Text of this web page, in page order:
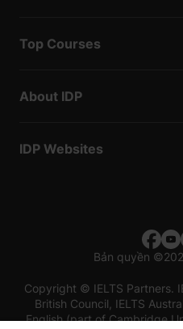
Top Courses
About IDP
IDP Websites
Bản quyền ©
Copyright © IELTS Partners.
British Council, IELTS
English (part of Cambridge